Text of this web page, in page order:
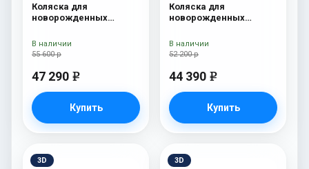
Коляска для
новорожденных
Denim
55 600 р
47 290 e
Купить
В наличии
Коляска для
новорожденных
сумка Sahara
52 200 р
44 390 e
Купить
В наличии
3D 3D